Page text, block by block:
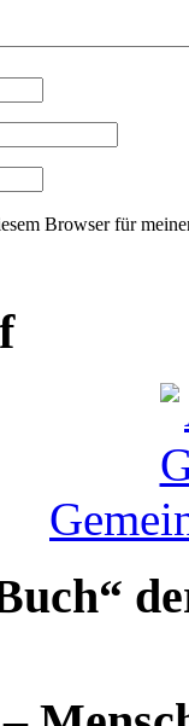
Browser für